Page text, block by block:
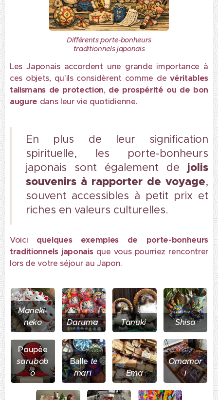
Différents porte-bonheurs
traditionnels japonais
Les Japonais accordent une grande importance à
ces objets, qu'ils considèrent comme devéritables
talismans de protection, de prospérité ou de bon
augure dans leur vie quotidienne.
En plus de leur signification
spirituelle, les porte-bonheurs
japonais sont également de jolis
souvenirs à rapporter de voyage,
souvent accessibles à petit prix et
riches en valeurs culturelles.
Voici quelques exemples de
porte-bonheurs
traditionnels japonaisque vous pourriez rencontrer
lors de votre séjour au Japon.
Maneki-
neko
Daruma Tanuki Shisa
Poupée
sarubob
o
Ballete
mari
Ema
Omamor
i